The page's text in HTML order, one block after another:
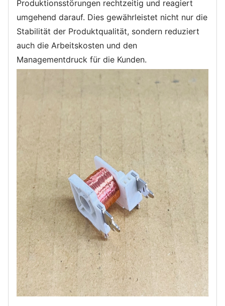
Produktionsstörungen rechtzeitig und reagiert
umgehend darauf. Dies gewährleistet nicht nur die
Stabilität der Produktqualität, sondern reduziert
auch die Arbeitskosten und den
Managementdruck für die Kunden.